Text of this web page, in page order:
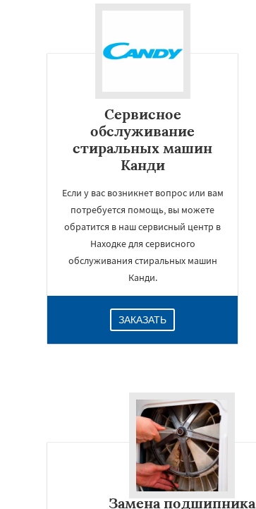
Сервисное
обслуживание
стиральных машин
Канди
Если у вас возникнет вопрос или вам
потребуется помощь, вы можете
обратится в наш сервисный центр в
Находке для сервисного
обслуживания стиральных машин
Канди.
ЗАКАЗАТЬ
Замена подшипника